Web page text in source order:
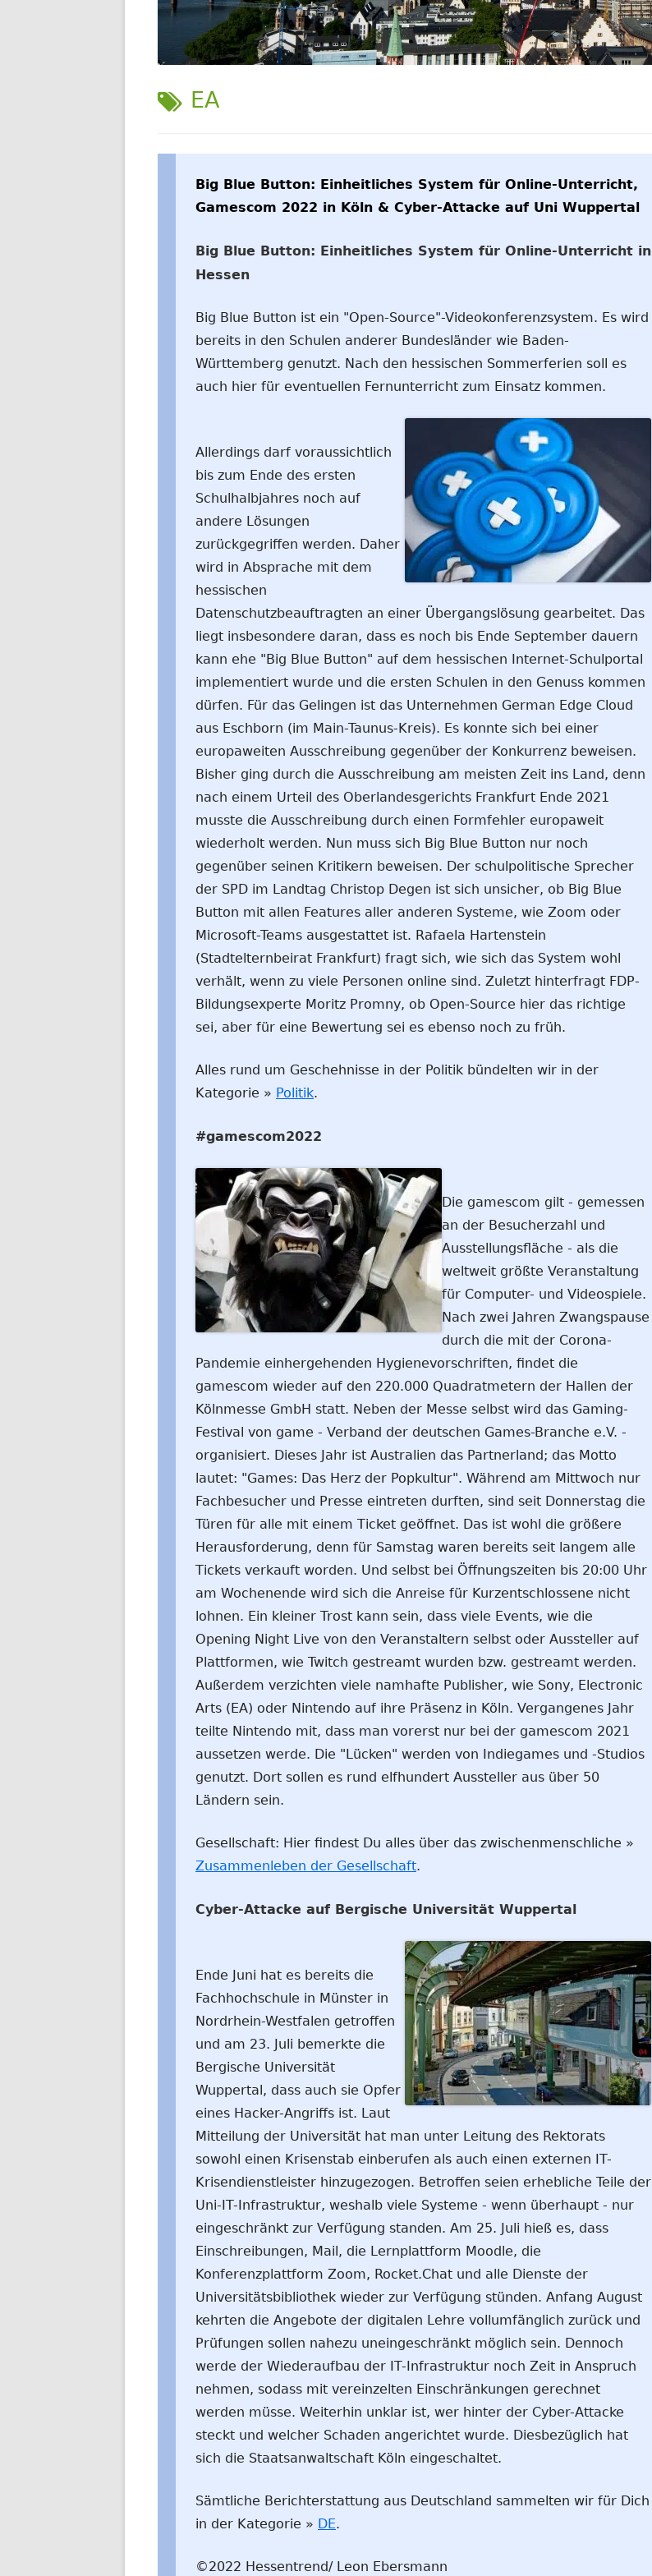
WELTWEIT
SCHLAGWORT:
EA
Big Blue Button: Einheitliches System für Online-Unterricht,
Gamescom 2022 in Köln & Cyber-Attacke auf Uni Wuppertal
Big Blue Button: Einheitliches System für Online-Unterricht in
Hessen
Big Blue Button ist ein "Open-Source"-Videokonferenzsystem. Es wird
bereits in den Schulen anderer Bundesländer wie Baden-
Württemberg genutzt. Nach den hessischen Sommerferien soll es
auch hier für eventuellen Fernunterricht zum Einsatz kommen.
Allerdings darf voraussichtlich
bis zum Ende des ersten
Schulhalbjahres noch auf
andere Lösungen
zurückgegriffen werden. Daher
wird in Absprache mit dem
hessischen
Datenschutzbeauftragten an einer Übergangslösung gearbeitet. Das
liegt insbesondere daran, dass es noch bis Ende September dauern
kann ehe "Big Blue Button" auf dem hessischen Internet-Schulportal
implementiert wurde und die ersten Schulen in den Genuss kommen
dürfen. Für das Gelingen ist das Unternehmen German Edge Cloud
aus Eschborn (im Main-Taunus-Kreis). Es konnte sich bei einer
europaweiten Ausschreibung gegenüber der Konkurrenz beweisen.
Bisher ging durch die Ausschreibung am meisten Zeit ins Land, denn
nach einem Urteil des Oberlandesgerichts Frankfurt Ende 2021
musste die Ausschreibung durch einen Formfehler europaweit
wiederholt werden. Nun muss sich Big Blue Button nur noch
gegenüber seinen Kritikern beweisen. Der schulpolitische Sprecher
der SPD im Landtag Christop Degen ist sich unsicher, ob Big Blue
Button mit allen Features aller anderen Systeme, wie Zoom oder
Microsoft-Teams ausgestattet ist. Rafaela Hartenstein
(Stadtelternbeirat Frankfurt) fragt sich, wie sich das System wohl
verhält, wenn zu viele Personen online sind. Zuletzt hinterfragt FDP-
Bildungsexperte Moritz Promny, ob Open-Source hier das richtige
sei, aber für eine Bewertung sei es ebenso noch zu früh.
Alles rund um Geschehnisse in der Politik bündelten wir in der
Kategorie » Politik.
#gamescom2022
Die gamescom gilt - gemessen
an der Besucherzahl und
Ausstellungsfläche - als die
weltweit größte Veranstaltung
für Computer- und Videospiele.
Nach zwei Jahren Zwangspause
durch die mit der Corona-
Pandemie einhergehenden Hygienevorschriften, findet die
gamescom wieder auf den 220.000 Quadratmetern der Hallen der
Kölnmesse GmbH statt. Neben der Messe selbst wird das Gaming-
Festival von game - Verband der deutschen Games-Branche e.V. -
organisiert. Dieses Jahr ist Australien das Partnerland; das Motto
lautet: "Games: Das Herz der Popkultur". Während am Mittwoch nur
Fachbesucher und Presse eintreten durften, sind seit Donnerstag die
Türen für alle mit einem Ticket geöffnet. Das ist wohl die größere
Herausforderung, denn für Samstag waren bereits seit langem alle
Tickets verkauft worden. Und selbst bei Öffnungszeiten bis 20:00 Uhr
am Wochenende wird sich die Anreise für Kurzentschlossene nicht
lohnen. Ein kleiner Trost kann sein, dass viele Events, wie die
Opening Night Live von den Veranstaltern selbst oder Aussteller auf
Plattformen, wie Twitch gestreamt wurden bzw. gestreamt werden.
Außerdem verzichten viele namhafte Publisher, wie Sony, Electronic
Arts (EA) oder Nintendo auf ihre Präsenz in Köln. Vergangenes Jahr
teilte Nintendo mit, dass man vorerst nur bei der gamescom 2021
aussetzen werde. Die "Lücken" werden von Indiegames und -Studios
genutzt. Dort sollen es rund elfhundert Aussteller aus über 50
Ländern sein.
Gesellschaft: Hier findest Du alles über das zwischenmenschliche »
Zusammenleben der Gesellschaft.
Cyber-Attacke auf Bergische Universität Wuppertal
Ende Juni hat es bereits die
Fachhochschule in Münster in
Nordrhein-Westfalen getroffen
und am 23. Juli bemerkte die
Bergische Universität
Wuppertal, dass auch sie Opfer
eines Hacker-Angriffs ist. Laut
Mitteilung der Universität hat man unter Leitung des Rektorats
sowohl einen Krisenstab einberufen als auch einen externen IT-
Krisendienstleister hinzugezogen. Betroffen seien erhebliche Teile der
Uni-IT-Infrastruktur, weshalb viele Systeme - wenn überhaupt - nur
eingeschränkt zur Verfügung standen. Am 25. Juli hieß es, dass
Einschreibungen, Mail, die Lernplattform Moodle, die
Konferenzplattform Zoom, Rocket.Chat und alle Dienste der
Universitätsbibliothek wieder zur Verfügung stünden. Anfang August
kehrten die Angebote der digitalen Lehre vollumfänglich zurück und
Prüfungen sollen nahezu uneingeschränkt möglich sein. Dennoch
werde der Wiederaufbau der IT-Infrastruktur noch Zeit in Anspruch
nehmen, sodass mit vereinzelten Einschränkungen gerechnet
werden müsse. Weiterhin unklar ist, wer hinter der Cyber-Attacke
steckt und welcher Schaden angerichtet wurde. Diesbezüglich hat
sich die Staatsanwaltschaft Köln eingeschaltet.
Sämtliche Berichterstattung aus Deutschland sammelten wir für Dich
in der Kategorie » DE.
©2022 Hessentrend/ Leon Ebersmann